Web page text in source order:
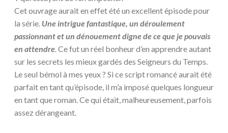
Cet ouvrage aurait en effet été un excellent épisode pour
la série. Une intrigue fantastique, un déroulement
passionnant et un dénouement digne de ce que je pouvais
en attendre. Ce fut un réel bonheur d’en apprendre autant
sur les secrets les mieux gardés des Seigneurs du Temps.
Le seul bémol à mes yeux ? Si ce script romancé aurait été
parfait en tant qu’épisode, il m’a imposé quelques longueur
en tant que roman. Ce qui était, malheureusement, parfois
assez dérangeant.